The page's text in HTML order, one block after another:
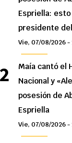
Espriella:
presidente
Vie, 07/08/2026 -
Maía cantó el
Nacional y
posesión de
Espriella
Vie, 07/08/2026 -